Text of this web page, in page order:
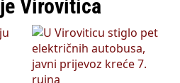
Virovitica